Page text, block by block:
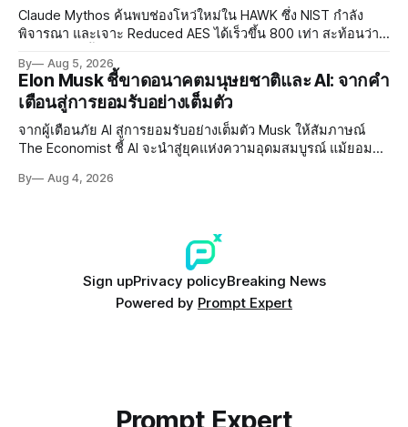
Claude Mythos ค้นพบช่องโหว่ใหม่ใน HAWK ซึ่ง NIST กำลัง
พิจารณา และเจาะ Reduced AES ได้เร็วขึ้น 800 เท่า สะท้อนว่า
By Aug 5, 2026
Elon Musk ชี้ขาดอนาคตมนุษยชาติและ AI: จากคำ
เตือนสู่การยอมรับอย่างเต็มตัว
จากผู้เตือนภัย AI สู่การยอมรับอย่างเต็มตัว Musk ให้สัมภาษณ์
The Economist ชี้ AI จะนำสู่ยุคแห่งความอุดมสมบูรณ์ แม้ยอมรับ
By Aug 4, 2026
Sign upPrivacy policyBreaking News
Powered by Prompt Expert
Prompt Expert